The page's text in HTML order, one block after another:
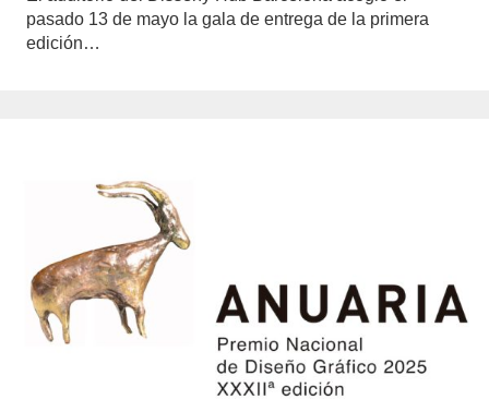
pasado 13 de mayo la gala de entrega de la primera
edición…